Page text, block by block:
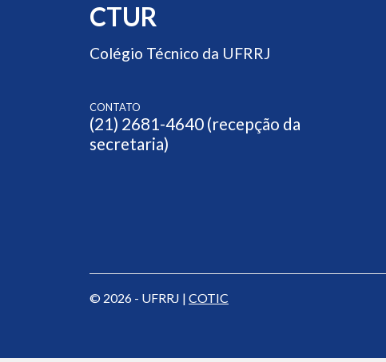
CTUR
Colégio Técnico da UFRRJ
CONTATO
(21) 2681-4640 (recepção da
secretaria)
© 2026 - UFRRJ | COTIC